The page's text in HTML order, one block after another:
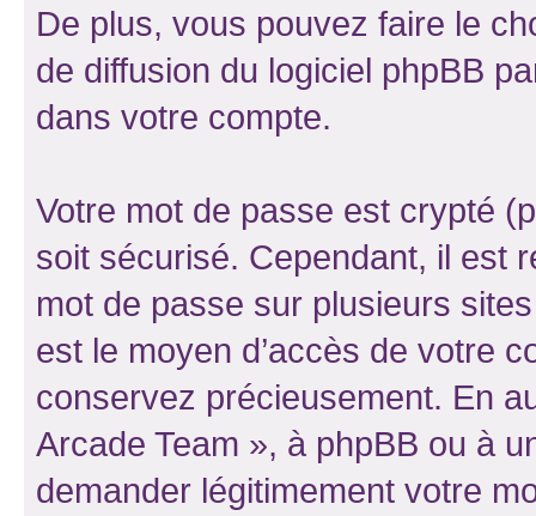
De plus, vous pouvez faire le
de diffusion du logiciel phpBB
dans votre compte.
Votre mot de passe est crypté
soit sécurisé. Cependant, il est
mot de passe sur plusieurs
est le moyen d’accès de votre
conservez précieusement. En
Arcade Team », à phpBB ou à
demander légitimement votre